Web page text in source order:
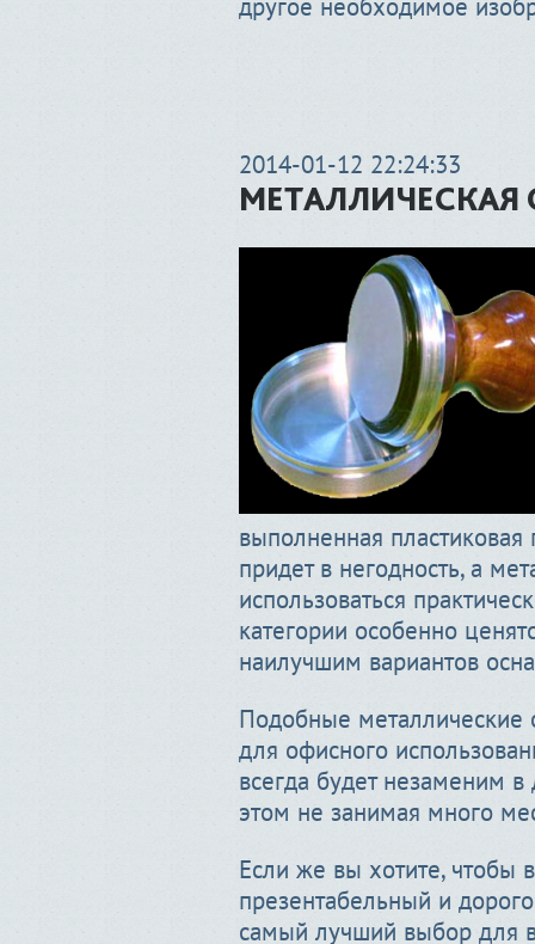
другое необходимое
2014-01-12 22:24:33
МЕТАЛЛИЧЕСКАЯ
выполненная
придет в негодность, а
использоваться
категории особенно
наилучшим вариантов
Подобные металлические
для офисного
всегда будет незаменим в
этом не занимая много
Если же вы хотите, чтобы
презентабельный и
самый лучший выбор для